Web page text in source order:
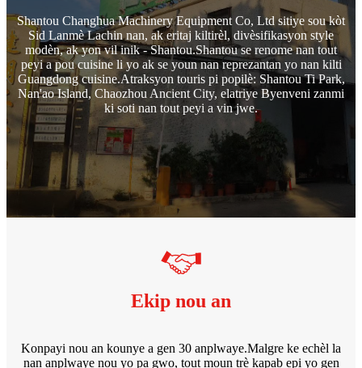
Shantou Changhua Machinery Equipment Co, Ltd sitiye sou kòt
Sid Lanmè Lachin nan, ak eritaj kiltirèl, divèsifikasyon style
modèn, ak yon vil inik - Shantou.Shantou se renome nan tout
peyi a pou cuisine li yo ak se youn nan reprezantan yo nan kilti
Guangdong cuisine.Atraksyon touris pi popilè: Shantou Ti Park,
Nan'ao Island, Chaozhou Ancient City, elatriye Byenveni zanmi
ki soti nan tout peyi a vin jwe.
Ekip nou an
Konpayi nou an kounye a gen 30 anplwaye.Malgre ke echèl la
nan anplwaye nou yo pa gwo, tout moun trè kapab epi yo gen